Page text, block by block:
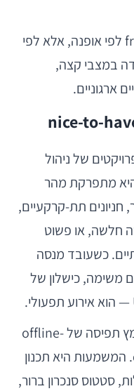
העיקר הוא לא לבחור framework לפי אופנה, אלא לפי
במצבי קצה,
ארגוניים.
של ניהול
מתפרקת מהר
חניונים תת-קרקעיים,
חלשה, או פשוט
כשעובד מנסה
משימה, כישלון של
לכן, באפליקציות כאלה כדאי לאמץ תפיסה של offline-
first או לפחות offline-tolerant. המשמעות היא תכנון
סטטוס סנכרון ברור,